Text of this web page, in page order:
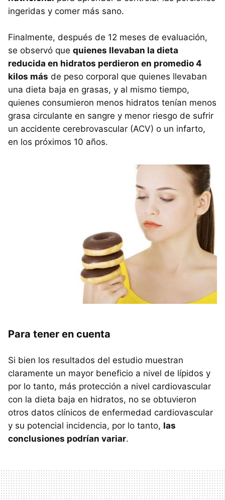
ingeridas y comer más sano.
Finalmente, después de 12 meses de evaluación,
se observó que quienes llevaban la dieta
reducida en hidratos perdieron en promedio 4
kilos más de peso corporal que quienes llevaban
una dieta baja en grasas, y al mismo tiempo,
quienes consumieron menos hidratos tenían menos
grasa circulante en sangre y menor riesgo de sufrir
un accidente cerebrovascular (ACV) o un infarto,
en los próximos 10 años.
Para tener en cuenta
Si bien los resultados del estudio muestran
claramente un mayor beneficio a nivel de lípidos y
por lo tanto, más protección a nivel cardiovascular
con la dieta baja en hidratos, no se obtuvieron
otros datos clínicos de enfermedad cardiovascular
y su potencial incidencia, por lo tanto, las
conclusiones podrían variar.